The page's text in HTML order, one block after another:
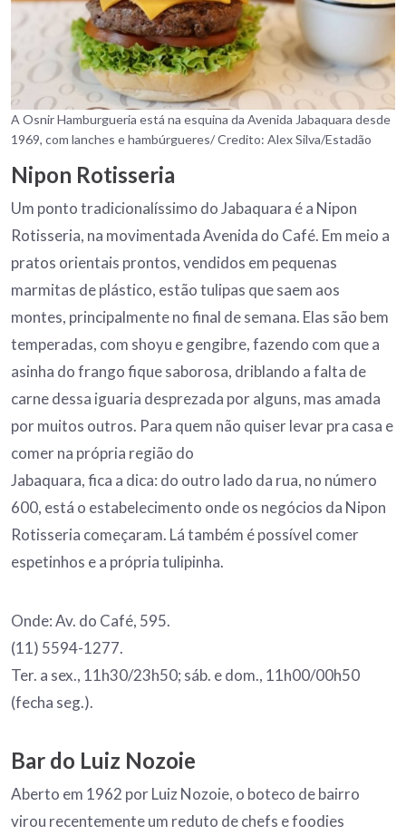
A Osnir Hamburgueria está na esquina da Avenida Jabaquara desde
1969, com lanches e hambúrgueres/ Credito: Alex Silva/Estadão
Nipon Rotisseria
Um ponto tradicionalíssimo do Jabaquara é a Nipon
Rotisseria, na movimentada Avenida do Café. Em meio a
pratos orientais prontos, vendidos em pequenas
marmitas de plástico, estão tulipas que saem aos
montes, principalmente no final de semana. Elas são bem
temperadas, com shoyu e gengibre, fazendo com que a
asinha do frango fique saborosa, driblando a falta de
carne dessa iguaria desprezada por alguns, mas amada
por muitos outros. Para quem não quiser levar pra casa e
comer na própria região do
Jabaquara, fica a dica: do outro lado da rua, no número
600, está o estabelecimento onde os negócios da Nipon
Rotisseria começaram. Lá também é possível comer
espetinhos e a própria tulipinha.
Onde: Av. do Café, 595.
(11) 5594-1277.
Ter. a sex., 11h30/23h50; sáb. e dom., 11h00/00h50
(fecha seg.).
Bar do Luiz Nozoie
Aberto em 1962 por Luiz Nozoie, o boteco de bairro
virou recentemente um reduto de chefs e foodies